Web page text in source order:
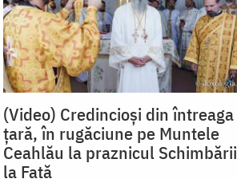
(Video) Credincioși din întreaga
țară, în rugăciune pe Muntele
Ceahlău la praznicul Schimbării
la Față